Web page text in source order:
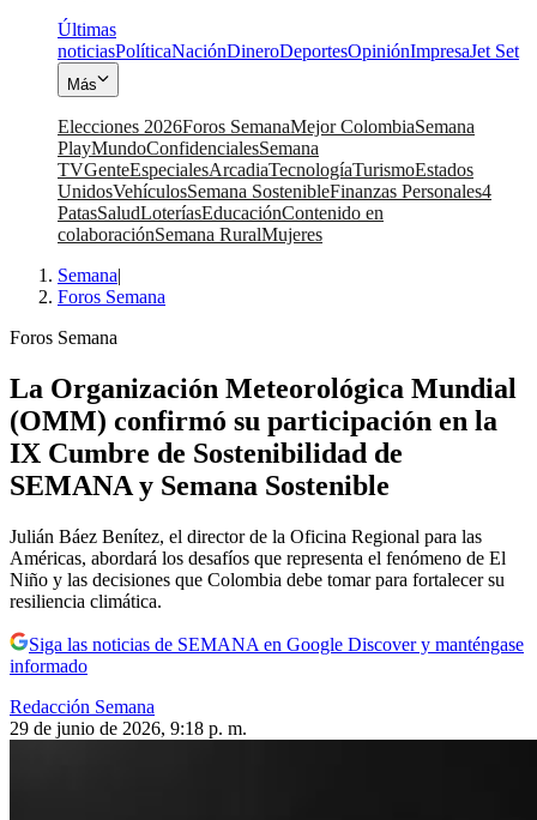
Últimas
noticiasPolíticaNaciónDineroDeportesOpiniónImpresaJet Set
Más
Elecciones 2026Foros SemanaMejor ColombiaSemana
PlayMundoConfidencialesSemana
TVGenteEspecialesArcadiaTecnologíaTurismoEstados
UnidosVehículosSemana SostenibleFinanzas Personales4
PatasSaludLoteríasEducaciónContenido en
colaboraciónSemana RuralMujeres
Semana|
Foros Semana
Foros Semana
La Organización Meteorológica Mundial
(OMM) confirmó su participación en la
IX Cumbre de Sostenibilidad de
SEMANA y Semana Sostenible
Julián Báez Benítez, el director de la Oficina Regional para las
Américas, abordará los desafíos que representa el fenómeno de El
Niño y las decisiones que Colombia debe tomar para fortalecer su
resiliencia climática.
Siga las noticias de SEMANA en Google Discover y manténgase
informado
Redacción Semana
29 de junio de 2026, 9:18 p. m.